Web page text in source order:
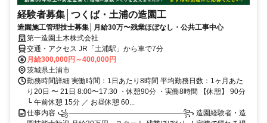
経験者募集│つくば・土浦の造園工
造園施工管理技士募集│月給30万〜残業ほぼなし・公共工事中心
第一造園土木株式会社
交通・アクセス JR「土浦駅」から車で7分
月給300,000円～400,000円
茨城県土浦市
勤務時間詳細 実働時間：1日あたり8時間 平均勤務日数：1ヶ月あた
り20日 〜 21日 8:00〜17:30 ・休憩90分 ・実働8時間 【休憩】 90分
└ 午前休憩 15分 ／ お昼休憩 60...
仕事内容 ꧁————————————————꧂ 造園経験者・造